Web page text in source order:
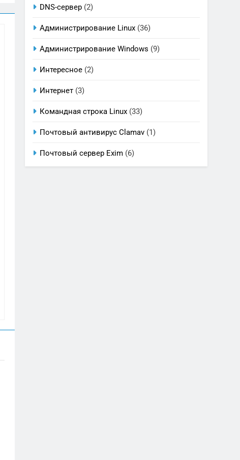
DNS-сервер (2)
Администрирование Linux (36)
Администрирование Windows (9)
Интересное (2)
Интернет (3)
Командная строка Linux (33)
Почтовый антивирус Clamav (1)
Почтовый сервер Exim (6)